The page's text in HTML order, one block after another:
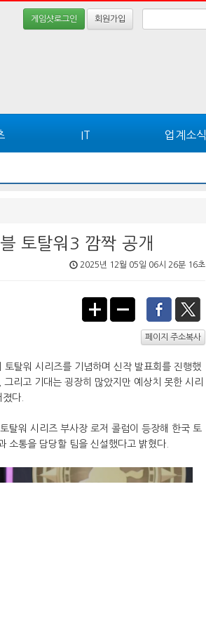
게임샷로그인 회원가입
IT 업계소식
토탈워3 깜짝 공개
2025년 12월 05일 06시 26분 16초
페이지 주소복사
탈워 시리즈를 기념하며 신작 발표회를 진행했
리고 기대는 굉장히 많았지만 예상치 못한 시리
다.
탈워 시리즈 부사장 로저 콜럼이 등장해 한국 토
소통을 담당할 팀을 신설했다고 밝혔다.​